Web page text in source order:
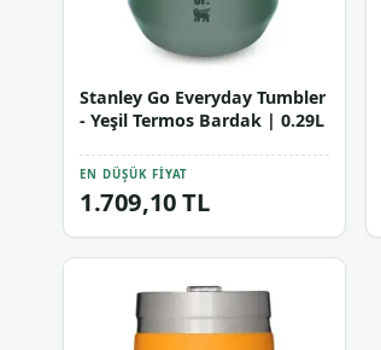
Stanley Go Everyday Tumbler
- Yeşil Termos Bardak | 0.29L
EN DÜŞÜK FIYAT
1.709,10 TL